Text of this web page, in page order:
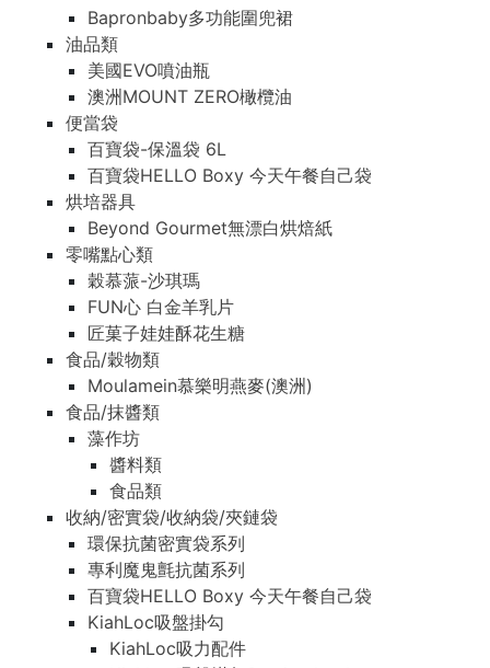
Bapronbaby多功能圍兜裙
油品類
美國EVO噴油瓶
澳洲MOUNT ZERO橄欖油
便當袋
百寶袋-保溫袋 6L
百寶袋HELLO Boxy 今天午餐自己袋
烘培器具
Beyond Gourmet無漂白烘焙紙
零嘴點心類
穀慕蒎-沙琪瑪
FUN心 白金羊乳片
匠菓子娃娃酥花生糖
食品/穀物類
Moulamein慕樂明燕麥(澳洲)
食品/抹醬類
藻作坊
醬料類
食品類
收納/密實袋/收納袋/夾鏈袋
環保抗菌密實袋系列
專利魔鬼氈抗菌系列
百寶袋HELLO Boxy 今天午餐自己袋
KiahLoc吸盤掛勾
KiahLoc吸力配件